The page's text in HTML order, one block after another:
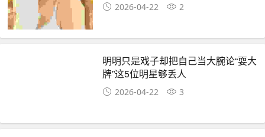
2026-04-22 2
明明只是戏子却把自己当大腕论“耍大
牌”这5位明星够丢人
2026-04-22 3